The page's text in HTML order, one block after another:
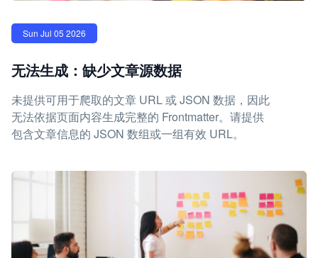
Sun Jul 05 2026
无法生成：缺少文章源数据
未提供可用于爬取的文章 URL 或 JSON 数据，因此
无法依据页面内容生成完整的 Frontmatter。请提供
包含文章信息的 JSON 数组或一组有效 URL。